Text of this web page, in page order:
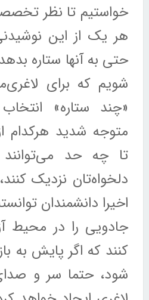
خواستیم تا نظر
هر یک از این
حتی به آنها ستاره
شویم که برای
«چند ستاره»
متوجه شدید هرکدام
تا چه حد
دلخواه‌تان نزدیک
اخیرا دانشمندان
جادویی را در محیط
کنند که اگر پایش به
شود، حتما سر و